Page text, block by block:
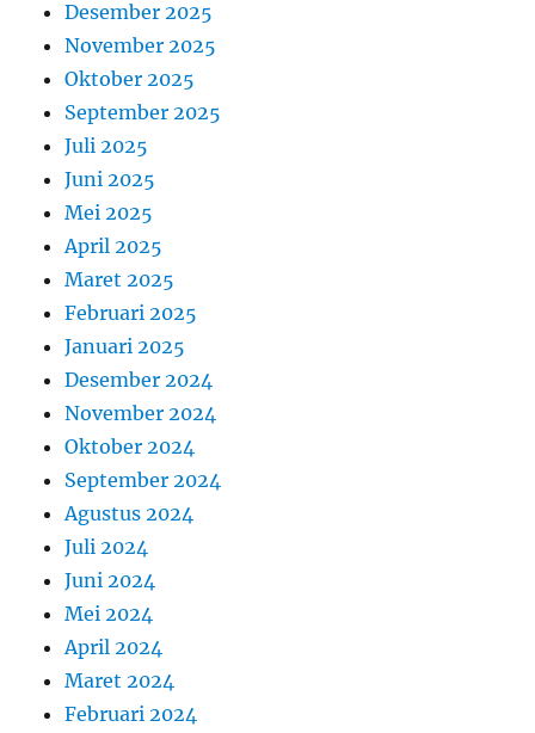
Desember 2025
November 2025
Oktober 2025
September 2025
Juli 2025
Juni 2025
Mei 2025
April 2025
Maret 2025
Februari 2025
Januari 2025
Desember 2024
November 2024
Oktober 2024
September 2024
Agustus 2024
Juli 2024
Juni 2024
Mei 2024
April 2024
Maret 2024
Februari 2024